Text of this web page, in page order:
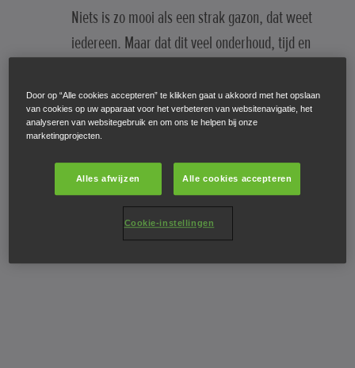
Niets is zo mooi als een strak gazon, dat weet
iedereen. Maar dat dit veel onderhoud, tijd en
robotmaaierkan een oplossing bieden. Met een
robot grasmaaier heb je een mooi en strak
gazon, zonder dat je er zelf veel moeite en tijd in
moet steken.
NAAR DE BLOG
Door op “Alle cookies accepteren” te klikken gaat u akkoord met het opslaan
van cookies op uw apparaat voor het verbeteren van websitenavigatie, het
analyseren van websitegebruik en om ons te helpen bij onze
marketingprojecten.
Alles afwijzen Alle cookies accepteren
Cookie-instellingen